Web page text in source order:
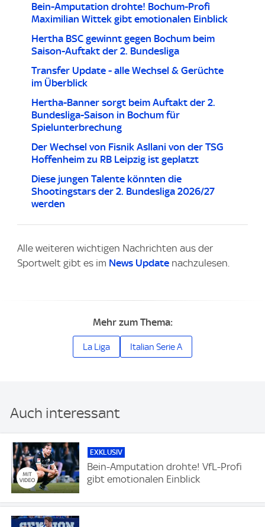
Bein-Amputation drohte! Bochum-Profi
Maximilian Wittek gibt emotionalen Einblick
Hertha BSC gewinnt gegen Bochum beim
Saison-Auftakt der 2. Bundesliga
Transfer Update - alle Wechsel & Gerüchte
im Überblick
Hertha-Banner sorgt beim Auftakt der 2.
Bundesliga-Saison in Bochum für
Spielunterbrechung
Der Wechsel von Fisnik Asllani von der TSG
Hoffenheim zu RB Leipzig ist geplatzt
Diese jungen Talente könnten die
Shootingstars der 2. Bundesliga 2026/27
werden
Alle weiteren wichtigen Nachrichten aus der
Sportwelt gibt es im News Update nachzulesen.
Mehr zum Thema:
La Liga Italian Serie A
Auch interessant
EXKLUSIV
Bein-Amputation drohte! VfL-Profi
gibt emotionalen Einblick